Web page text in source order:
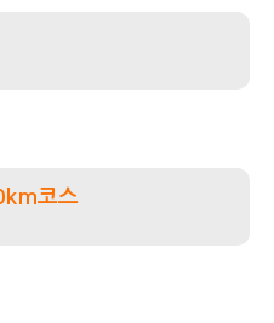
코스